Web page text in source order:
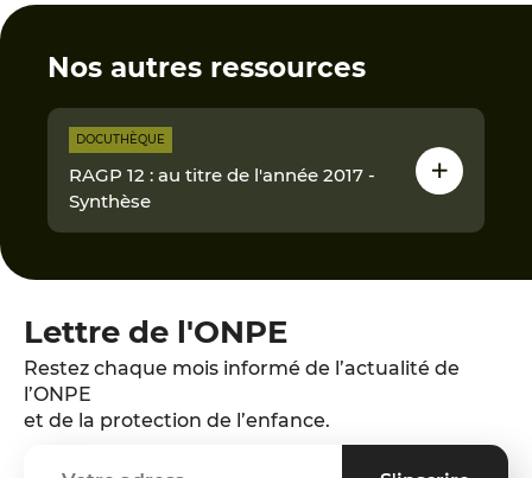
Nos autres ressources
DOCUTHÈQUE
RAGP 12 : au titre de l'année 2017 -
Synthèse
Lettre de l'ONPE
Restez chaque mois informé de l’actualité de
l’ONPE
et de la protection de l’enfance.